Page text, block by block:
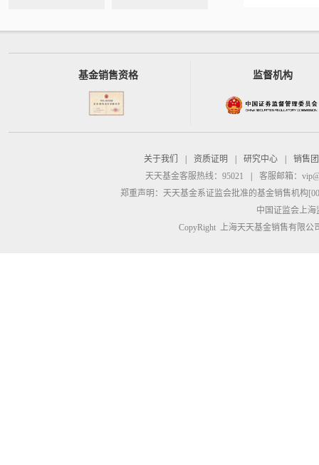
基金销售资格 监督机构
关于我们 资质证明 研究中心
销售
天天基金客服热线：95021
客服邮箱：
郑重声明： 天天基金系证监会批准的基金销售机构
中国证监会上
CopyRight 上海天天基金销售有限